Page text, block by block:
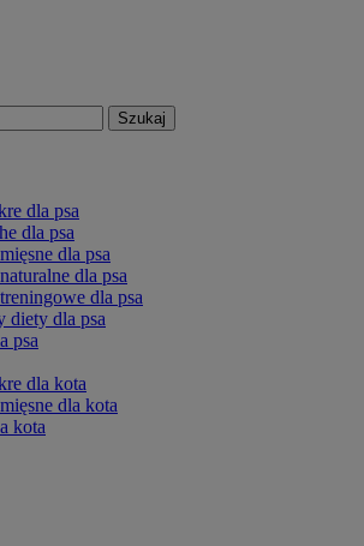
dla psa
dla psa
dla psa
dla psa
dla psa
diety dla psa
psa
dla kota
dla kota
kota